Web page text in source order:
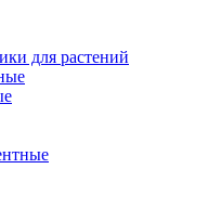
для растений